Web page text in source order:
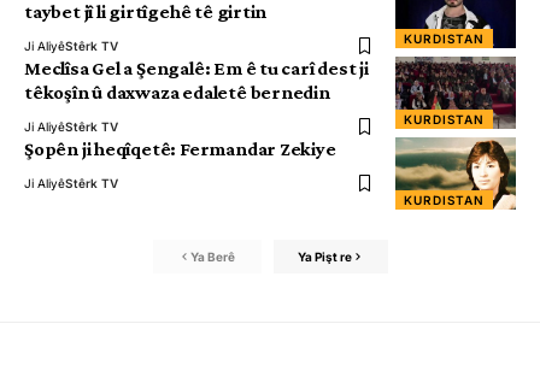
KURDISTAN
taybet jî li girtîgehê tê girtin
Ji AliyêStêrk TV
KURDISTAN
Meclîsa Gel a Şengalê: Em ê tu carî dest ji
têkoşîn û daxwaza edaletê bernedin
Ji AliyêStêrk TV
KURDISTAN
Şopên ji heqîqetê: Fermandar Zekiye
Ji AliyêStêrk TV
Ya Berê Ya Pişt re